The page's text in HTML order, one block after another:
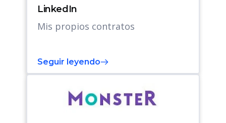
LinkedIn
Mis propios contratos
Seguir leyendo